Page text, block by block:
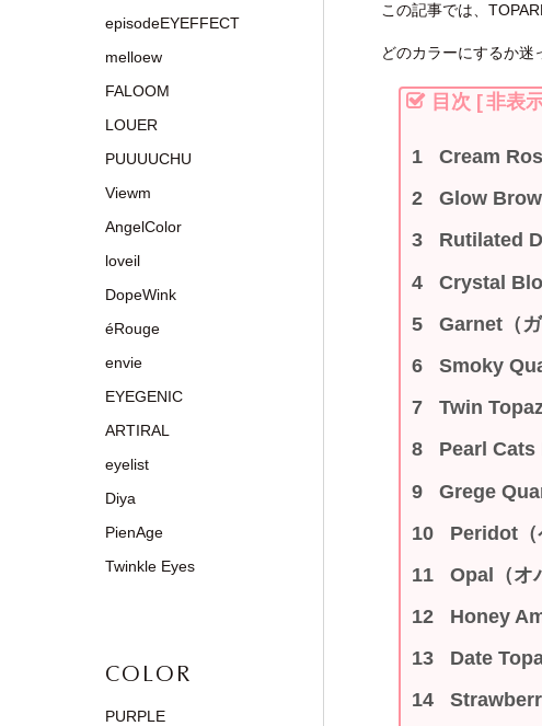
この記事では、
どのカラーにするか迷
目次 [非表
Cream
Glow
Rutilated
Crystal
Garnet（ガ
Smoky
Twin
Pearl Cats
Grege
Peridot（
Opal（オ
Honey
Date
episodeEYEFFECT
melloew
FALOOM
LOUER
PUUUUCHU
Viewm
AngelColor
loveil
DopeWink
éRouge
envie
EYEGENIC
ARTIRAL
eyelist
Diya
PienAge
Twinkle Eyes
COLOR
PURPLE